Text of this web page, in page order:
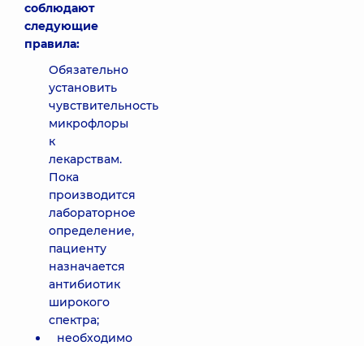
соблюдают
следующие
правила:
Обязательно
установить
чувствительность
микрофлоры
к
лекарствам.
Пока
производится
лабораторное
определение,
пациенту
назначается
антибиотик
широкого
спектра;
необходимо